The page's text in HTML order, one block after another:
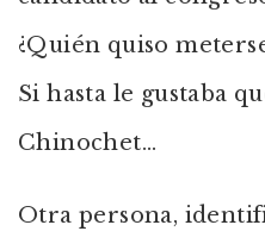
¿Quién quiso
Si hasta le gustaba
Chinochet…
Otra persona,